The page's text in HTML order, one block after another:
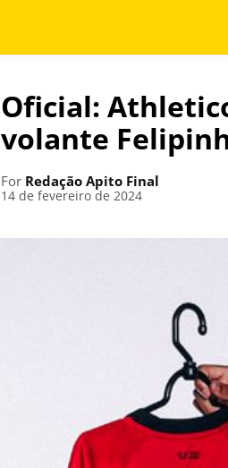
Oficial:
volante
For Redação Apito Final
14 de fevereiro de 2024